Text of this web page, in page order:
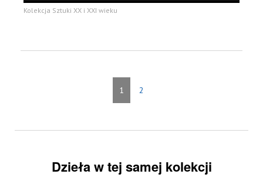
Kolekcja Sztuki XX i XXI wieku
1 2
Dzieła w tej samej kolekcji